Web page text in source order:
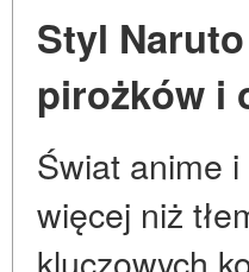
Styl
pirożków i
Świat anime
więcej niż